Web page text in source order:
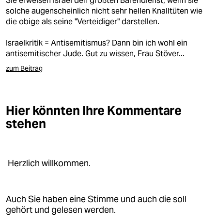
epaper login
solche augenscheinlich nicht sehr hellen Knalltüten wie
die obige als seine "Verteidiger" darstellen.
Israelkritik = Antisemitismus? Dann bin ich wohl ein
antisemitischer Jude. Gut zu wissen, Frau Stöver...
zum Beitrag
Hier könnten Ihre Kommentare
stehen
Herzlich willkommen.
Auch Sie haben eine Stimme und auch die soll
gehört und gelesen werden.